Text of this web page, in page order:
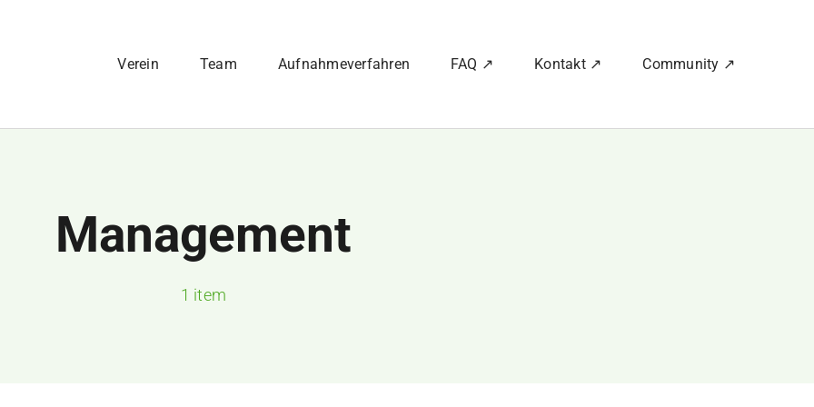
Verein Team Aufnahmeverfahren FAQ ↗ Kontakt ↗ Community ↗
Management
1 item